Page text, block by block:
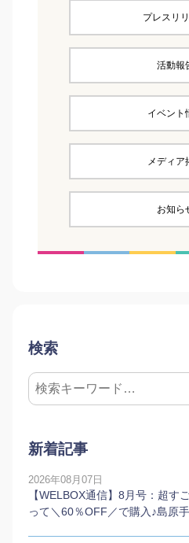
プレスリ
活動報
イベント
メディア
お知ら
検索
新着記事
2026年08月07日
【WELBOX通信】8月号：超す
って＼60％OFF／で購入♪島原